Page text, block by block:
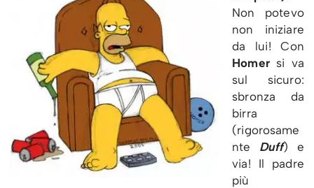
Non potevo
non iniziare
da lui! Con
Homersi va
sul sicuro:
sbronza da
birra
(rigorosame
nte Duff) e
via! Il padre
più